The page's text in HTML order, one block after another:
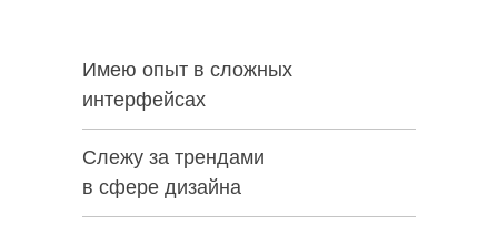
Имею опыт в сложных
интерфейсах
Слежу за трендами
в сфере дизайна